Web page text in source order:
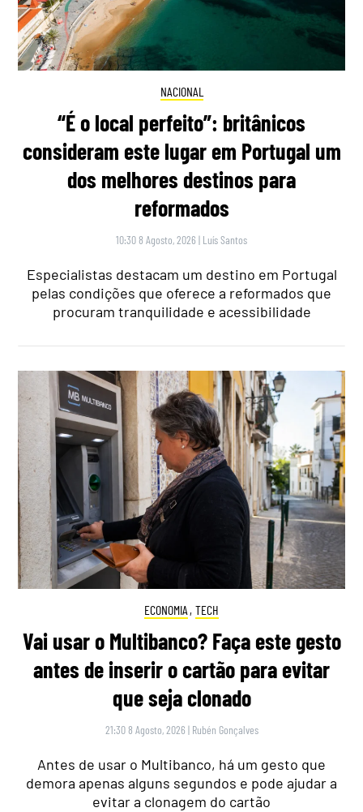
NACIONAL
“É o local perfeito”: britânicos
consideram este lugar em Portugal um
dos melhores destinos para
reformados
10:30 8 Agosto, 2026 | Luís Santos
Especialistas destacam um destino em Portugal
pelas condições que oferece a reformados que
procuram tranquilidade e acessibilidade
ECONOMIA , TECH
Vai usar o Multibanco? Faça este gesto
antes de inserir o cartão para evitar
que seja clonado
21:30 8 Agosto, 2026 | Rubén Gonçalves
Antes de usar o Multibanco, há um gesto que
demora apenas alguns segundos e pode ajudar a
evitar a clonagem do cartão